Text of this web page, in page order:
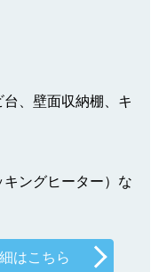
、壁面収納棚、キ
ングヒーター）な
はこちら